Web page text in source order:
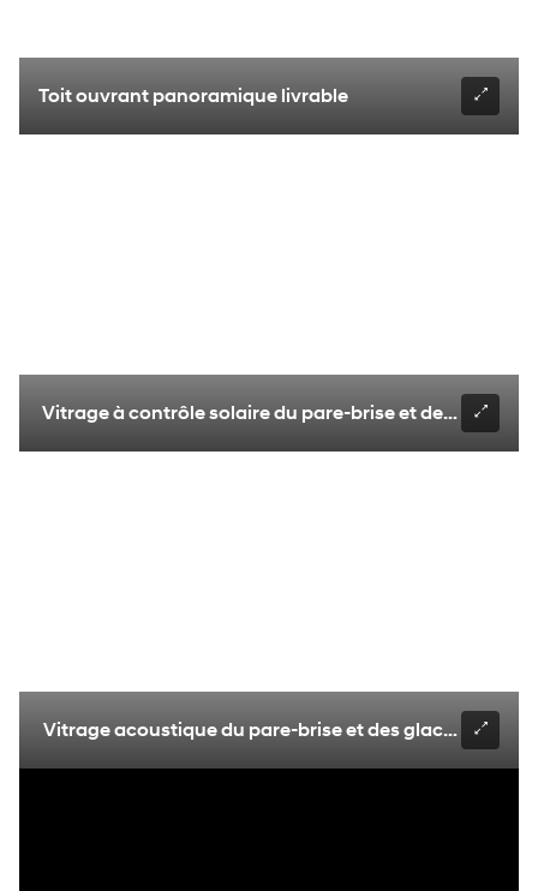
Toit ouvrant panoramique livrable
Vitrage à contrôle solaire du pare-brise et des glaces
Vitrage acoustique du pare-brise et des glaces avant